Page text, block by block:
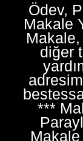
Ödev,
Makale
Makale,
diğer
***